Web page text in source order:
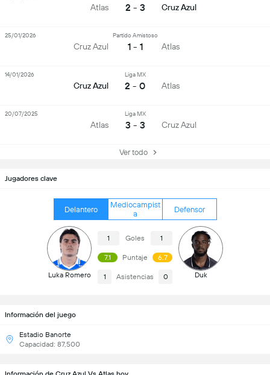
Jugadores clave
Delantero
Mediocampist
a
Defensor
Luka Romero
1 Goles 1
7.1 Puntaje 6.7
1 Asistencias 0 Duk
Información del juego
Estadio Banorte
Capacidad: 87,500
Atlas 2 - 3 Cruz Azul
Cruz Azul
Partido Amistoso
1 - 1 Atlas
25/01/2026
Cruz Azul
Liga MX
2 - 0 Atlas
14/01/2026
Atlas
Liga MX
3 - 3 Cruz Azul
20/07/2025
Ver todo